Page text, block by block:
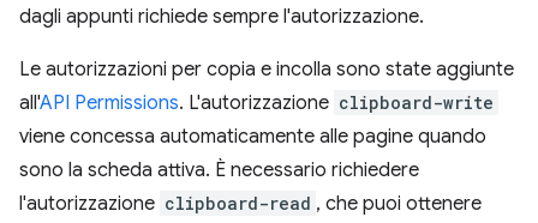
dagli appunti richiede sempre l'autorizzazione.
Le autorizzazioni per copia e incolla sono state aggiunte
all'API Permissions. L'autorizzazione clipboard-write
viene concessa automaticamente alle pagine quando
sono la scheda attiva. È necessario richiedere
l'autorizzazione clipboard-read , che puoi ottenere